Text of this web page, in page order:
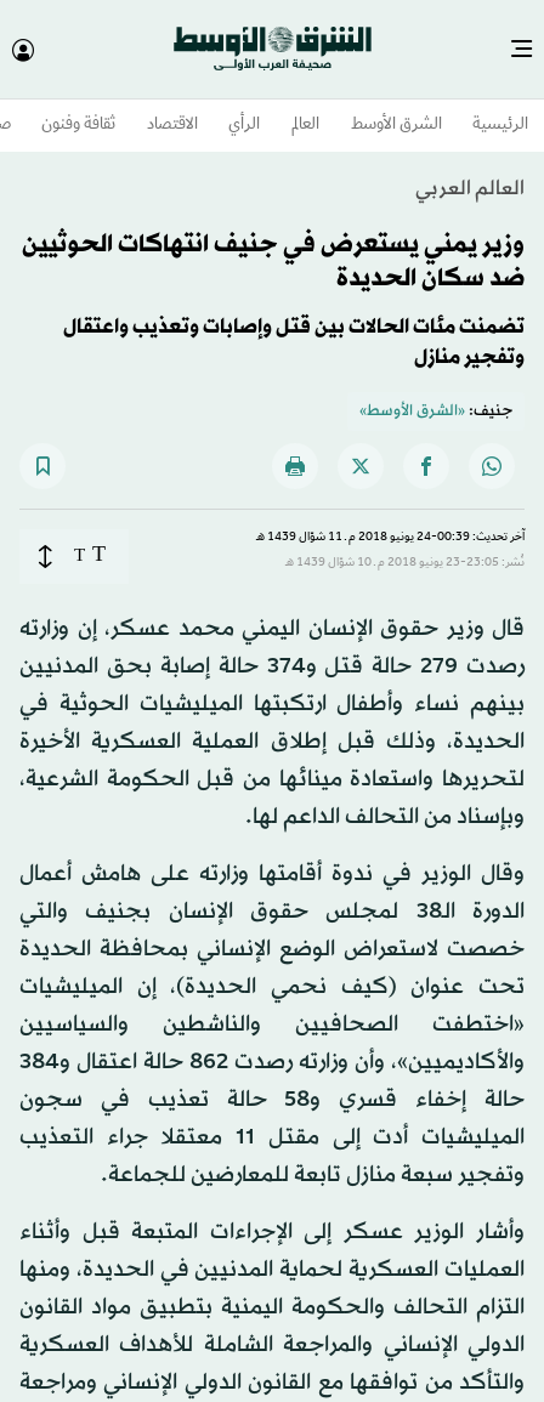
الرئيسية الشرق الأوسط​ العالم الرأي الاقتصاد ثقافة وفنون
العالم العربي
وزير يمني يستعرض في جنيف انتهاكات الحوثيين
ضد سكان الحديدة
تضمنت مئات الحالات بين قتل وإصابات وتعذيب واعتقال
وتفجير منازل
جنيف:«الشرق الأوسط»
آخر تحديث: 00:39-24 يونيو 2018 م ـ 11 شوّال 1439 هـ
نُشر: 23:05-23 يونيو 2018 م ـ 10 شوّال 1439 هـ
T
T
قال وزير حقوق الإنسان اليمني محمد عسكر، إن وزارته
رصدت 279 حالة قتل و374 حالة إصابة بحق المدنيين
بينهم نساء وأطفال ارتكبتها الميليشيات الحوثية في
الحديدة، وذلك قبل إطلاق العملية العسكرية الأخيرة
لتحريرها واستعادة مينائها من قبل الحكومة الشرعية،
وبإسناد من التحالف الداعم لها.
وقال الوزير في ندوة أقامتها وزارته على هامش أعمال
الدورة الـ38 لمجلس حقوق الإنسان بجنيف والتي
خصصت لاستعراض الوضع الإنساني بمحافظة الحديدة
تحت عنوان (كيف نحمي الحديدة)، إن الميليشيات
«اختطفت الصحافيين والناشطين والسياسيين
والأكاديميين»، وأن وزارته رصدت 862 حالة اعتقال و384
حالة إخفاء قسري و58 حالة تعذيب في سجون
الميليشيات أدت إلى مقتل 11 معتقلا جراء التعذيب
وتفجير سبعة منازل تابعة للمعارضين للجماعة.
وأشار الوزير عسكر إلى الإجراءات المتبعة قبل وأثناء
العمليات العسكرية لحماية المدنيين في الحديدة، ومنها
التزام التحالف والحكومة اليمنية بتطبيق مواد القانون
الدولي الإنساني والمراجعة الشاملة للأهداف العسكرية
والتأكد من توافقها مع القانون الدولي الإنساني ومراجعة